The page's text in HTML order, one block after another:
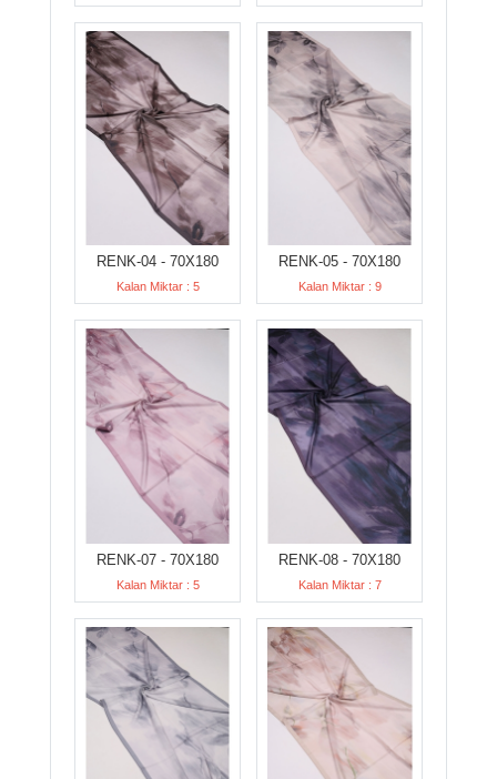
RENK-04 - 70X180
Kalan Miktar : 5
RENK-05 - 70X180
Kalan Miktar : 9
RENK-07 - 70X180
Kalan Miktar : 5
RENK-08 - 70X180
Kalan Miktar : 7